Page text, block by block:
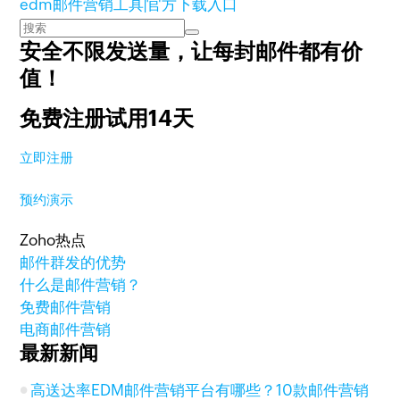
edm邮件营销工具|官方下载入口
安全不限发送量，让每封邮件都有价
值！
免费注册试用14天
立即注册
预约演示
Zoho热点
邮件群发的优势
什么是邮件营销？
免费邮件营销
电商邮件营销
最新新闻
高送达率EDM邮件营销平台有哪些？10款邮件营销